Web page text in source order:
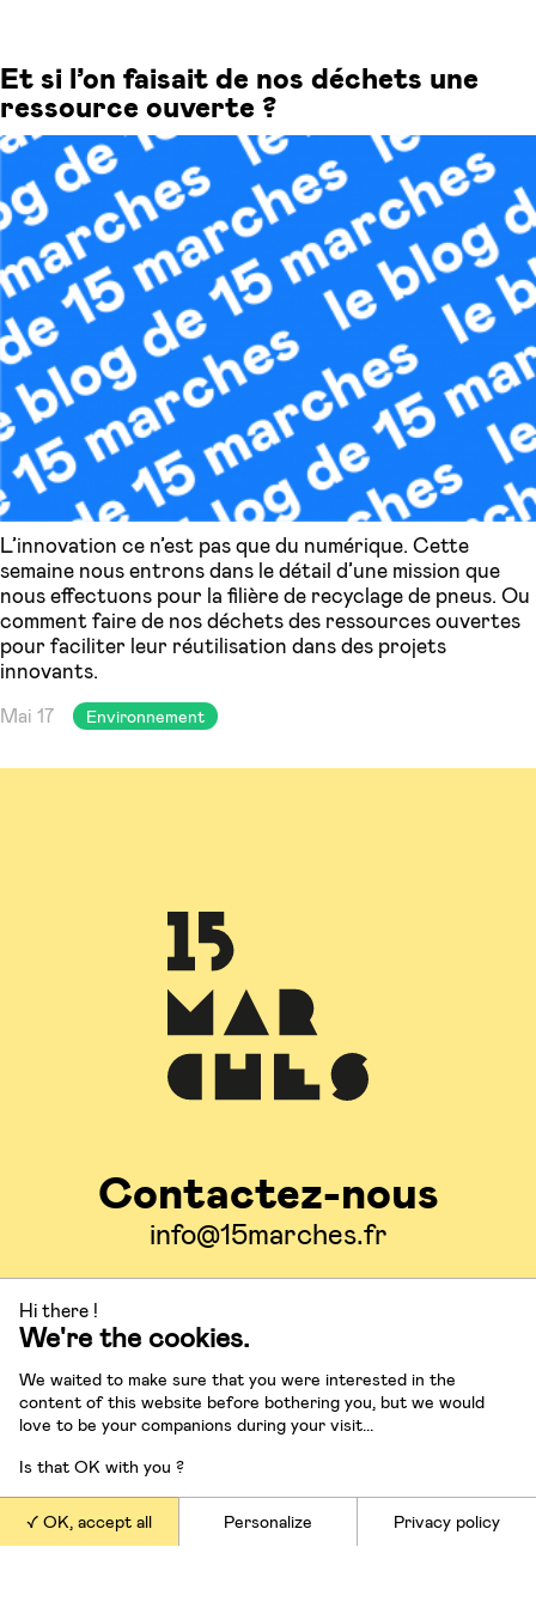
Et si l’on faisait de nos déchets une
ressource ouverte ?
L’innovation ce n’est pas que du numérique. Cette
semaine nous entrons dans le détail d’une mission que
nous effectuons pour la filière de recyclage de pneus. Ou
comment faire de nos déchets des ressources ouvertes
pour faciliter leur réutilisation dans des projets
innovants.
Mai 17 Environnement
Contactez-nous
info@15marches.fr
Suivez-nous
Nos offres
Conférences et masterclasses
Hi there !
We're the cookies.
We waited to make sure that you were interested in the
content of this website before bothering you, but we would
love to be your companions during your visit...
Is that OK with you ?
OK, accept all Personalize Privacy policy